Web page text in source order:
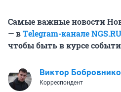
Самые важные новости
— вТelegram-канале NGS.RU
чтобы быть в курсе
Виктор
Корреспондент